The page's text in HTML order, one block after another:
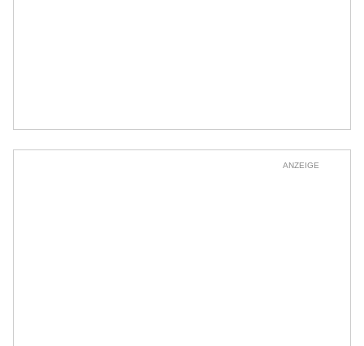
ANZEIGE